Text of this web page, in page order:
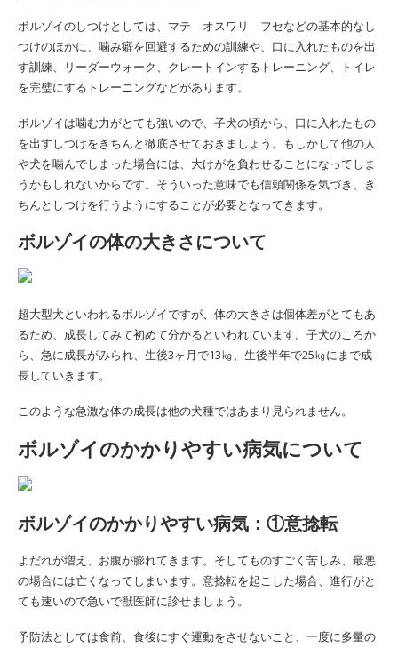
ボルゾイのしつけとしては、マテ オスワリ フセなどの基本的なし
つけのほかに、噛み癖を回避するための訓練や、口に入れたものを出
す訓練、リーダーウォーク、クレートインするトレーニング、トイレ
を完璧にするトレーニングなどがあります。
ボルゾイは噛む力がとても強いので、子犬の頃から、口に入れたもの
を出すしつけをきちんと徹底させておきましょう。もしかして他の人
や犬を噛んでしまった場合には、大けがを負わせることになってしま
うかもしれないからです。そういった意味でも信頼関係を気づき、き
ちんとしつけを行うようにすることが必要となってきます。
ボルゾイの体の大きさについて
超大型犬といわれるボルゾイですが、体の大きさは個体差がとてもあ
るため、成長してみて初めて分かるといわれています。子犬のころか
ら、急に成長がみられ、生後3ヶ月で13㎏、生後半年で25㎏にまで成
長していきます。
このような急激な体の成長は他の犬種ではあまり見られません。
ボルゾイのかかりやすい病気について
ボルゾイのかかりやすい病気：①意捻転
よだれが増え、お腹が膨れてきます。そしてものすごく苦しみ、最悪
の場合には亡くなってしまいます。意捻転を起こした場合、進行がと
ても速いので急いで獣医師に診せましょう。
予防法としては食前、食後にすぐ運動をさせないこと、一度に多量の